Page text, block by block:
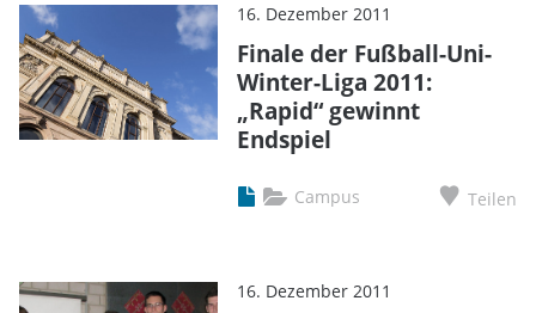
16. Dezember 2011
Finale der Fußball-Uni-
Winter-Liga 2011:
„Rapid“ gewinnt
Endspiel
Campus Teilen
16. Dezember 2011